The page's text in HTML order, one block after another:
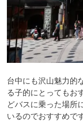
台中にも沢山魅力的
る子的にとってもお
どバスに乗った場所
いるのでおすすめで